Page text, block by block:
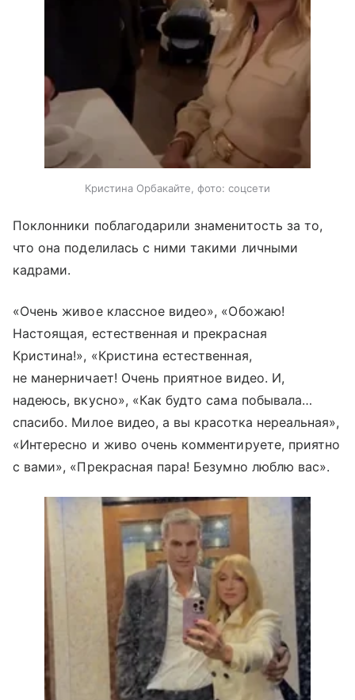
Кристина Орбакайте, фото: соцсети
Поклонники поблагодарили знаменитость за то,
что она поделилась с ними такими личными
кадрами.
«Очень живое классное видео», «Обожаю!
Настоящая, естественная и прекрасная
Кристина!», «Кристина естественная,
не манерничает! Очень приятное видео. И,
надеюсь, вкусно», «Как будто сама побывала…
спасибо. Милое видео, а вы красотка нереальная»,
«Интересно и живо очень комментируете, приятно
с вами», «Прекрасная пара! Безумно люблю вас».